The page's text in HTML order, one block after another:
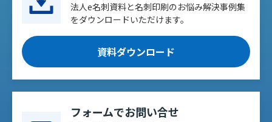
法人e名刺資料と名刺印刷のお悩み解決事例集
をダウンロードいただけます。
資料ダウンロード
フォームでお問い合せ